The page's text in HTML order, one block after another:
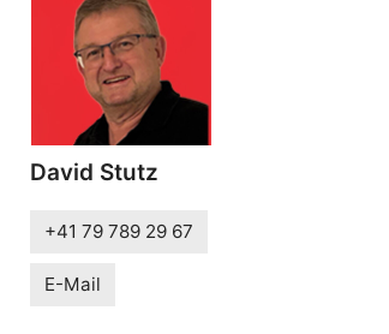
David Stutz
+41 79 789 29 67
E-Mail